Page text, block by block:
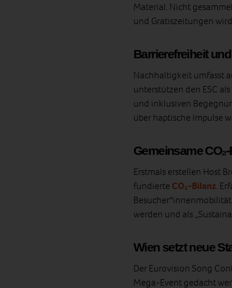
Material. Nicht
und Gratiszeitungen
Barrierefreiheit
Nachhaltigkeit umfasst
unterstützen den ESC
und inklusiven
über haptische Impulse
Gemeinsame
Erstmals erstellen Host
fundierte CO₂‑Bilanz.
werden und als
Wien setzt neue
Der Eurovision Song
Mega‑Event gedacht